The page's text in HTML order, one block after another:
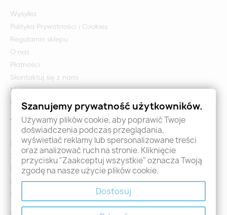
Wysyłka
Polityka Prywatności i Cookies
Regulamin sklepu
O nas
Płatności
Skontaktuj się z nami
Mapa strony
Formularz zwrotu i reklamacji
Twoje konto
Logowanie
Załóż konto - Rejestracja
Moje zamówienia
Promocje
Nowości
Szanujemy prywatność użytkowników.
Używamy plików cookie, aby poprawić Twoje
doświadczenia podczas przeglądania,
wyświetlać reklamy lub spersonalizowane treści
oraz analizować ruch na stronie. Kliknięcie
przycisku "Zaakceptuj wszystkie" oznacza Twoją
zgodę na nasze użycie plików cookie.
Dostosuj